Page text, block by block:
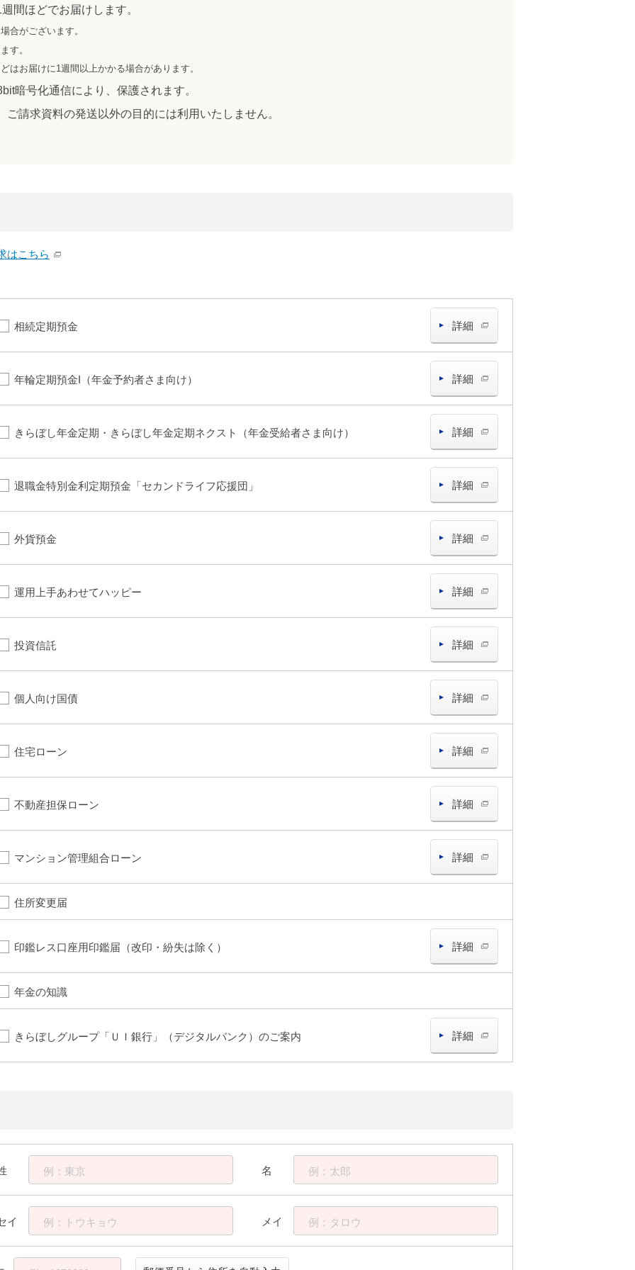
間ほどでお届けします。
合がございます。
す。
はお届けに1週間以上かかる場合があります。
暗号化通信により、保護されます。
請求資料の発送以外の目的には利用いたしません。
はこちら
相続定期預金 詳細
年輪定期預金I（年金予約者さま向け） 詳細
きらぼし年金定期・きらぼし年金定期ネクスト（年金受給者さま向け） 詳細
退職金特別金利定期預金「セカンドライフ応援団」 詳細
外貨預金 詳細
運用上手あわせてハッピー 詳細
投資信託 詳細
個人向け国債 詳細
住宅ローン 詳細
不動産担保ローン 詳細
マンション管理組合ローン 詳細
住所変更届
印鑑レス口座用印鑑届（改印・紛失は除く） 詳細
年金の知識
きらぼしグループ「ＵＩ銀行」（デジタルバンク）のご案内 詳細
例：東京 名 例：太郎
イ 例：トウキョウ メイ 例：タロウ